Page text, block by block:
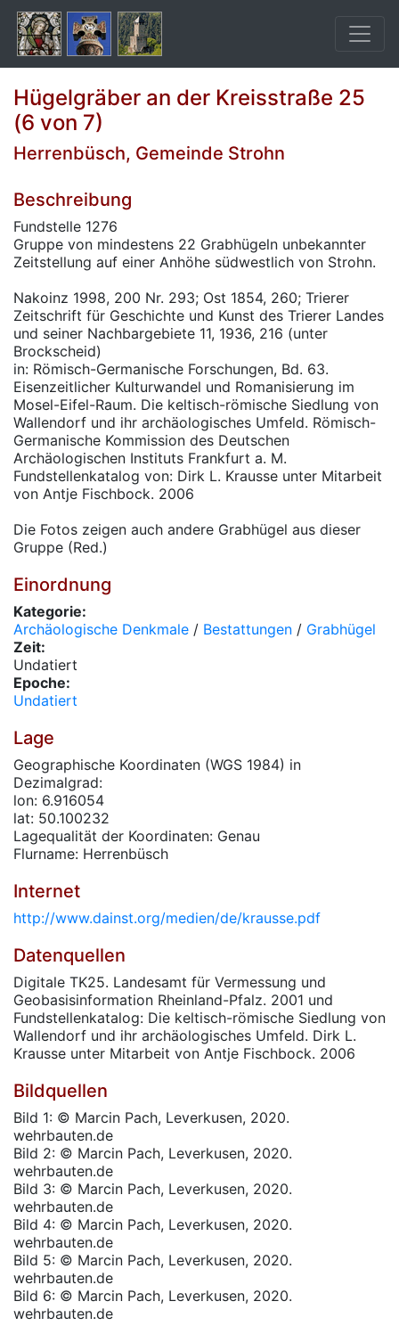
Hügelgräber an der Kreisstraße 25
(6 von 7)
Herrenbüsch, Gemeinde Strohn
Beschreibung
Fundstelle 1276
Gruppe von mindestens 22 Grabhügeln unbekannter
Zeitstellung auf einer Anhöhe südwestlich von Strohn.
Nakoinz 1998, 200 Nr. 293; Ost 1854, 260; Trierer
Zeitschrift für Geschichte und Kunst des Trierer Landes
und seiner Nachbargebiete 11, 1936, 216 (unter
Brockscheid)
in: Römisch-Germanische Forschungen, Bd. 63.
Eisenzeitlicher Kulturwandel und Romanisierung im
Mosel-Eifel-Raum. Die keltisch-römische Siedlung von
Wallendorf und ihr archäologisches Umfeld. Römisch-
Germanische Kommission des Deutschen
Archäologischen Instituts Frankfurt a. M.
Fundstellenkatalog von: Dirk L. Krausse unter Mitarbeit
von Antje Fischbock. 2006
Die Fotos zeigen auch andere Grabhügel aus dieser
Gruppe (Red.)
Einordnung
Kategorie:
Archäologische Denkmale / Bestattungen / Grabhügel
Zeit:
Undatiert
Epoche:
Undatiert
Lage
Geographische Koordinaten (WGS 1984) in
Dezimalgrad:
lon: 6.916054
lat: 50.100232
Lagequalität der Koordinaten: Genau
Flurname: Herrenbüsch
Internet
http://www.dainst.org/medien/de/krausse.pdf
Datenquellen
Digitale TK25. Landesamt für Vermessung und
Geobasisinformation Rheinland-Pfalz. 2001 und
Fundstellenkatalog: Die keltisch-römische Siedlung von
Wallendorf und ihr archäologisches Umfeld. Dirk L.
Krausse unter Mitarbeit von Antje Fischbock. 2006
Bildquellen
Bild 1: © Marcin Pach, Leverkusen, 2020.
wehrbauten.de
Bild 2: © Marcin Pach, Leverkusen, 2020.
wehrbauten.de
Bild 3: © Marcin Pach, Leverkusen, 2020.
wehrbauten.de
Bild 4: © Marcin Pach, Leverkusen, 2020.
wehrbauten.de
Bild 5: © Marcin Pach, Leverkusen, 2020.
wehrbauten.de
Bild 6: © Marcin Pach, Leverkusen, 2020.
wehrbauten.de